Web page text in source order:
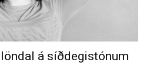
á síðdegistónum